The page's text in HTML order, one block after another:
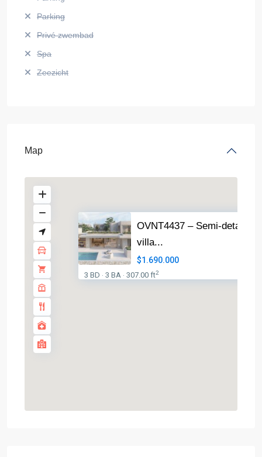
Parking
Privé zwembad
Spa
Zeezicht
Map
OVNT4437 – Semi-detached
villa...
$1.690.000
3 BD · 3 BA · 307.00 ft2